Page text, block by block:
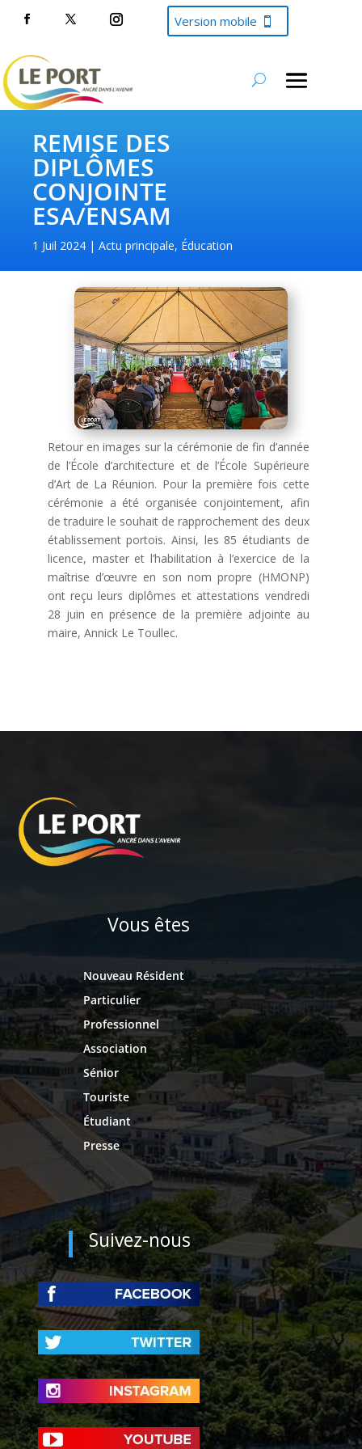
Version mobile
REMISE DES
DIPLÔMES
CONJOINTE
ESA/ENSAM
1 Juil 2024 Actu principale, Éducation
Retour en images sur la cérémonie de fin d’année
de l’École d’architecture et de l’École Supérieure
d’Art de La Réunion. Pour la première fois cette
cérémonie a été organisée conjointement, afin
de traduire le souhait de rapprochement des deux
établissement portois. Ainsi, les 85 étudiants de
licence, master et l’habilitation à l’exercice de la
maîtrise d’œuvre en son nom propre (HMONP)
ont reçu leurs diplômes et attestations vendredi
28 juin en présence de la première adjointe au
maire, Annick Le Toullec.
Vous êtes
Nouveau Résident
Particulier
Professionnel
Association
Sénior
Touriste
Étudiant
Presse
Suivez-nous